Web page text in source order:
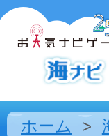
ホーム